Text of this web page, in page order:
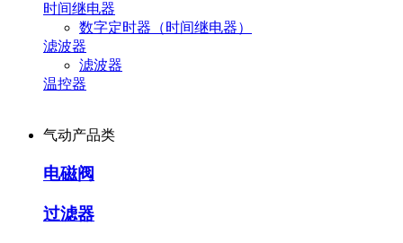
时间继电器
数字定时器（时间继电器）
滤波器
滤波器
温控器
气动产品类
电磁阀
过滤器